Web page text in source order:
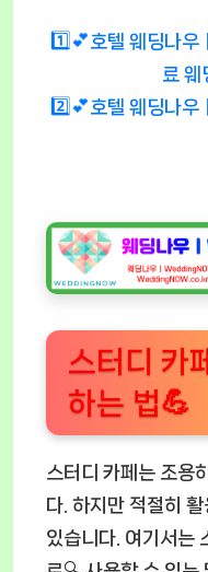
1️⃣💕호텔 웨딩나
료 웨
2️⃣💕호텔 웨딩나
스터디 카
하는 법💪
스터디 카페는 조용
다. 하지만 적절히
있습니다. 여기서는